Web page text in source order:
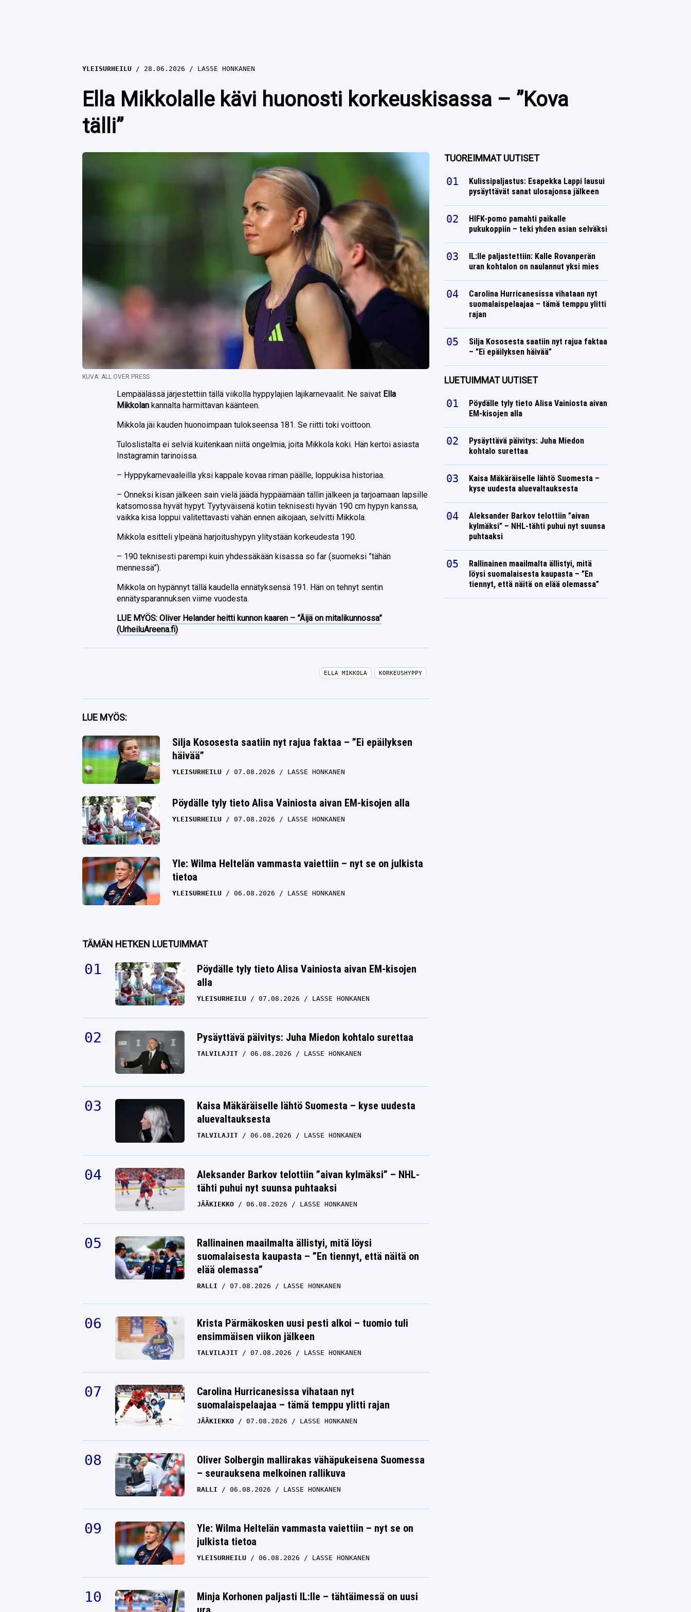
YLEISURHEILU 28.06.2026 LASSE HONKANEN
Ella Mikkolalle kävi huonosti korkeuskisassa – ”Kova
tälli”
KUVA: ALL OVER PRESS
Lempäälässä järjestettiin tällä viikolla hyppylajien lajikarnevaalit. Ne saivat Ella
Mikkolan kannalta harmittavan käänteen.
Mikkola jäi kauden huonoimpaan tulokseensa 181. Se riitti toki voittoon.
Tuloslistalta ei selviä kuitenkaan niitä ongelmia, joita Mikkola koki. Hän kertoi asiasta
Instagramin tarinoissa.
– Hyppykarnevaaleilla yksi kappale kovaa riman päälle, loppukisa historiaa.
– Onneksi kisan jälkeen sain vielä jäädä hyppäämään tällin jälkeen ja tarjoamaan lapsille
katsomossa hyvät hypyt. Tyytyväisenä kotiin teknisesti hyvän 190 cm hypyn kanssa,
vaikka kisa loppui valitettavasti vähän ennen aikojaan, selvitti Mikkola.
Mikkola esitteli ylpeänä harjoitushypyn ylitystään korkeudesta 190.
– 190 teknisesti parempi kuin yhdessäkään kisassa so far (suomeksi ”tähän
mennessä”).
Mikkola on hypännyt tällä kaudella ennätyksensä 191. Hän on tehnyt sentin
ennätysparannuksen viime vuodesta.
LUE MYÖS:Oliver Helander heitti kunnon kaaren – ”Äijä on mitalikunnossa”
(UrheiluAreena.fi)
Facebook
Twitter
Whatsapp
ELLA MIKKOLA KORKEUSHYPPY
LUE MYÖS:
Silja Kososesta saatiin nyt rajua faktaa – ”Ei epäilyksen
häivää”
YLEISURHEILU 07.08.2026 LASSE HONKANEN
Pöydälle tyly tieto Alisa Vainiosta aivan EM-kisojen alla
YLEISURHEILU 07.08.2026 LASSE HONKANEN
Yle: Wilma Heltelän vammasta vaiettiin – nyt se on julkista
tietoa
YLEISURHEILU 06.08.2026 LASSE HONKANEN
TÄMÄN HETKEN LUETUIMMAT
Pöydälle tyly tieto Alisa Vainiosta aivan EM-kisojen
alla
YLEISURHEILU 07.08.2026 LASSE HONKANEN
Pysäyttävä päivitys: Juha Miedon kohtalo surettaa
TALVILAJIT 06.08.2026 LASSE HONKANEN
Kaisa Mäkäräiselle lähtö Suomesta – kyse uudesta
aluevaltauksesta
TALVILAJIT 06.08.2026 LASSE HONKANEN
Aleksander Barkov telottiin ”aivan kylmäksi” – NHL-
tähti puhui nyt suunsa puhtaaksi
JÄÄKIEKKO 06.08.2026 LASSE HONKANEN
Rallinainen maailmalta ällistyi, mitä löysi
suomalaisesta kaupasta – ”En tiennyt, että näitä on
elää olemassa”
RALLI 07.08.2026 LASSE HONKANEN
Krista Pärmäkosken uusi pesti alkoi – tuomio tuli
ensimmäisen viikon jälkeen
TALVILAJIT 07.08.2026 LASSE HONKANEN
Carolina Hurricanesissa vihataan nyt
suomalaispelaajaa – tämä temppu ylitti rajan
JÄÄKIEKKO 07.08.2026 LASSE HONKANEN
Oliver Solbergin mallirakas vähäpukeisena Suomessa
– seurauksena melkoinen rallikuva
RALLI 06.08.2026 LASSE HONKANEN
Yle: Wilma Heltelän vammasta vaiettiin – nyt se on
julkista tietoa
YLEISURHEILU 06.08.2026 LASSE HONKANEN
Minja Korhonen paljasti IL:lle – tähtäimessä on uusi
TUOREIMMAT UUTISET
Kulissipaljastus: Esapekka Lappi lausui
pysäyttävät sanat ulosajonsa jälkeen
HIFK-pomo pamahti paikalle
pukukoppiin – teki yhden asian selväksi
IL:lle paljastettiin: Kalle Rovanperän
uran kohtalon on naulannut yksi mies
Carolina Hurricanesissa vihataan nyt
suomalaispelaajaa – tämä temppu ylitti
rajan
Silja Kososesta saatiin nyt rajua faktaa
– ”Ei epäilyksen häivää”
LUETUIMMAT UUTISET
Pöydälle tyly tieto Alisa Vainiosta aivan
EM-kisojen alla
Pysäyttävä päivitys: Juha Miedon
kohtalo surettaa
Kaisa Mäkäräiselle lähtö Suomesta –
kyse uudesta aluevaltauksesta
Aleksander Barkov telottiin ”aivan
kylmäksi” – NHL-tähti puhui nyt suunsa
puhtaaksi
Rallinainen maailmalta ällistyi, mitä
löysi suomalaisesta kaupasta – ”En
tiennyt, että näitä on elää olemassa”